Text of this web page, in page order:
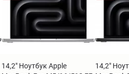
14,2" Ноутбук Apple
14,2"